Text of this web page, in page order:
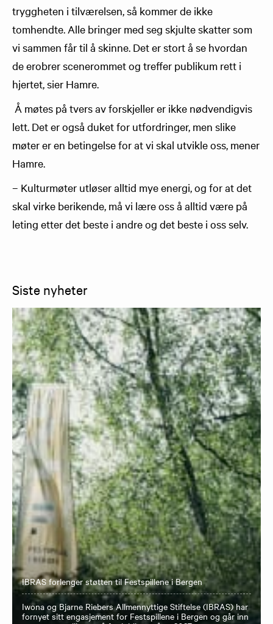
tryggheten i tilværelsen, så kommer de ikke
tomhendte. Alle bringer med seg skjulte skatter som
vi sammen får til å skinne. Det er stort å se hvordan
de erobrer scenerommet og treffer publikum rett i
hjertet, sier Hamre.
Å møtes på tvers av forskjeller er ikke nødvendigvis
lett. Det er også duket for utfordringer, men slike
møter er en betingelse for at vi skal utvikle oss, mener
Hamre.
– Kulturmøter utløser alltid mye energi, og for at det
skal virke berikende, må vi lære oss å alltid være på
leting etter det beste i andre og det beste i oss selv.
Siste nyheter
IBRAS forlenger støtten til Festspillene i Bergen
Iwona og Bjarne Riebers Allmennyttige Stiftelse (IBRAS) har
fornyet sitt engasjement for Festspillene i Bergen og går inn